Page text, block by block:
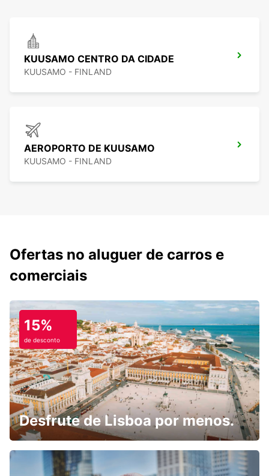
KUUSAMO CENTRO DA CIDADE
KUUSAMO - FINLAND
AEROPORTO DE KUUSAMO
KUUSAMO - FINLAND
Ofertas no aluguer de carros e
comerciais
15%
de desconto
Desfrute de Lisboa por menos.